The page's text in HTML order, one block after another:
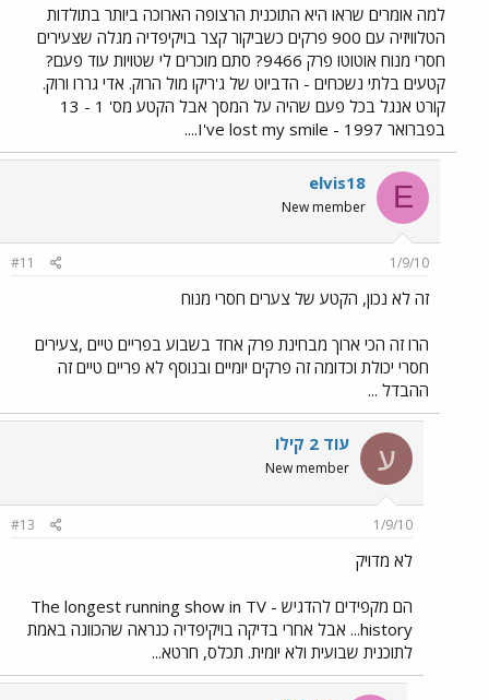
למה אומרים שראו היא התוכנית הרצופה הארוכה ביותר בתולדות
הטלוויזיה עם 900 פרקים כשביקור קצר בויקיפדיה מגלה שצעירים
חסרי מנוח אוטוטו פרק 9466? סתם מוכרים לי שטויות עוד פעם?
קטעים בלתי נשכחים - הדביוט של ג'ריקו מול הרוק. אדי גררו ורוק.
קורט אנגל בכל פעם שהיה על המסך אבל הקטע מס' 1 - 13
בפברואר 1997 - I've lost my smile....
E
elvis18
New member
1/9/10
#11
זה לא נכון, הקטע של צערים חסרי מנוח
הרו זה הכי ארוך מבחינת פרק אחד בשבוע בפריים טיים ,צעירים
חסרי יכולת וכדומה זה פרקים יומיים ובנוסף לא פריים טיים זה
ההבדל ...
ע עוד 2 קילו
New member
1/9/10
#13
לא מדויק
הם מקפידים להדגיש - The longest running show in TV
history... אבל אחרי בדיקה בויקיפדיה כנראה שהכוונה באמת
לתוכנית שבועית ולא יומית. תכלס, חרטא...